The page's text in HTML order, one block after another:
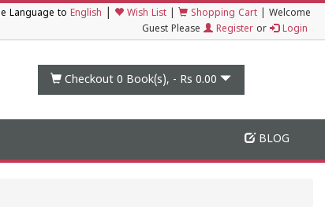
Language to English Wish List Shopping Cart
Welcome
Guest Please
Register or Login
Checkout 0 Book(s), - Rs 0.00
BLOG